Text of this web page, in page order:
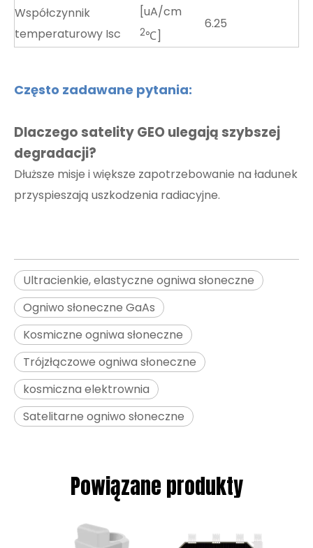
Współczynnik
temperaturowy Isc
[uA/cm
2℃]
6.25
Często zadawane pytania:
Dlaczego satelity GEO ulegają szybszej
degradacji?
Dłuższe misje i większe zapotrzebowanie na ładunek
przyspieszają uszkodzenia radiacyjne.
Ultracienkie, elastyczne ogniwa słoneczne
Ogniwo słoneczne GaAs
Kosmiczne ogniwa słoneczne
Trójzłączowe ogniwa słoneczne
kosmiczna elektrownia
Satelitarne ogniwo słoneczne
Powiązane produkty